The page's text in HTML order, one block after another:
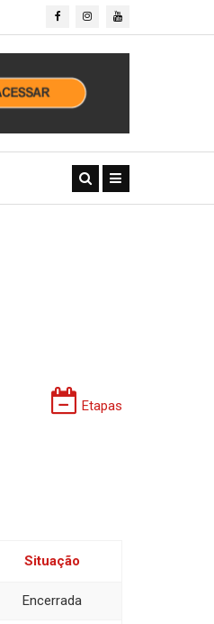
Etapas
Situação
Encerrada